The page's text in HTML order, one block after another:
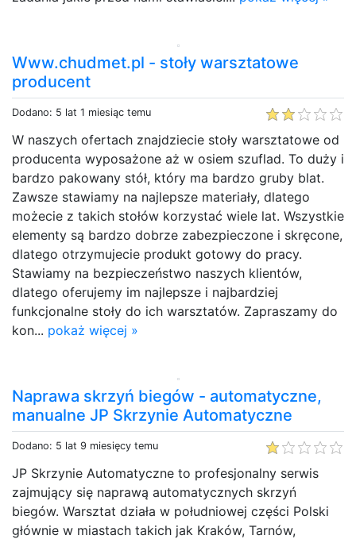
Www.chudmet.pl - stoły warsztatowe
producent
Dodano: 5 lat 1 miesiąc temu
W naszych ofertach znajdziecie stoły warsztatowe od
producenta wyposażone aż w osiem szuflad. To duży i
bardzo pakowany stół, który ma bardzo gruby blat.
Zawsze stawiamy na najlepsze materiały, dlatego
możecie z takich stołów korzystać wiele lat. Wszystkie
elementy są bardzo dobrze zabezpieczone i skręcone,
dlatego otrzymujecie produkt gotowy do pracy.
Stawiamy na bezpieczeństwo naszych klientów,
dlatego oferujemy im najlepsze i najbardziej
funkcjonalne stoły do ich warsztatów. Zapraszamy do
kon... pokaż więcej »
Naprawa skrzyń biegów - automatyczne,
manualne JP Skrzynie Automatyczne
Dodano: 5 lat 9 miesięcy temu
JP Skrzynie Automatyczne to profesjonalny serwis
zajmujący się naprawą automatycznych skrzyń
biegów. Warsztat działa w południowej części Polski
głównie w miastach takich jak Kraków, Tarnów,